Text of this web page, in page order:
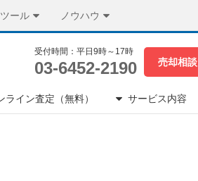
ール ノウハウ
受付時間：平日9時～17時
03-6452-2190 売却相談
ライン査定（無料） サービス内容